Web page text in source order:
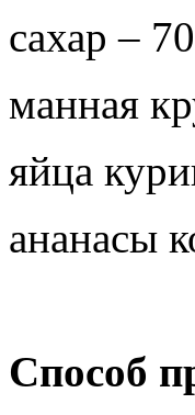
сахар –
манная
яйца
ананасы
Способ